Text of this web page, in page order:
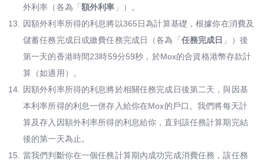
外利率（各為「 額外利率 」）。
13.
因額外利率所得的利息將以365日為計算基礎，根據你在消費及
儲蓄任務完成日或繳費任務完成日（各為「 任務完成日 」）後
第一天的香港時間23時59分59秒，於Mox的合資格港幣存款計
算（如適用）。
14.
因額外利率所得的利息將於相關任務完成日後第二天，與因基
本利率所得的利息一併存入給你在Mox的戶口。我們將每天計
算及存入因額外利率所得的利息給你，直到該任務計算期完結
後的第一天為止。
15.
當我們判斷你在一個任務計算期內成功完成消費任務，該任務